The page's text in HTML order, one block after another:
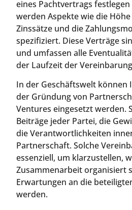
eines Pachtvertrags
werden Aspekte wie die
Zinssätze und die
spezifiziert. Diese Verträge
und umfassen alle
der Laufzeit der
In der Geschäftswelt können
der Gründung von
Ventures eingesetzt werden.
Beiträge jeder Partei, die
die Verantwortlichkeiten
Partnerschaft. Solche
essenziell, um klarzustellen,
Zusammenarbeit organisiert
Erwartungen an die
werden.